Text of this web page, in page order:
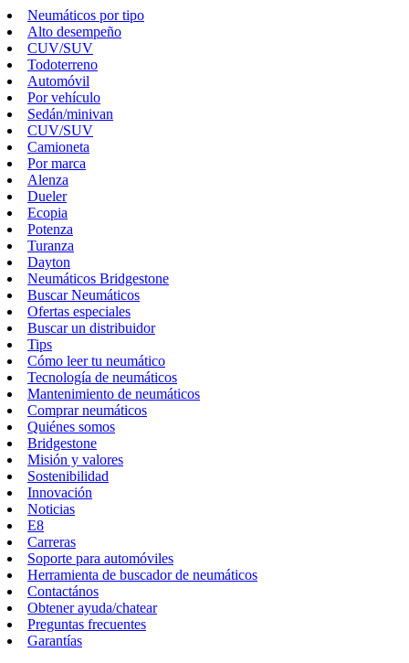
Neumáticos por tipo
Alto desempeño
CUV/SUV
Todoterreno
Automóvil
Por vehículo
Sedán/minivan
CUV/SUV
Camioneta
Por marca
Alenza
Dueler
Ecopia
Potenza
Turanza
Dayton
Neumáticos Bridgestone
Buscar Neumáticos
Ofertas especiales
Buscar un distribuidor
Tips
Cómo leer tu neumático
Tecnología de neumáticos
Mantenimiento de neumáticos
Comprar neumáticos
Quiénes somos
Bridgestone
Misión y valores
Sostenibilidad
Innovación
Noticias
E8
Carreras
Soporte para automóviles
Herramienta de buscador de neumáticos
Contactános
Obtener ayuda/chatear
Preguntas frecuentes
Garantías